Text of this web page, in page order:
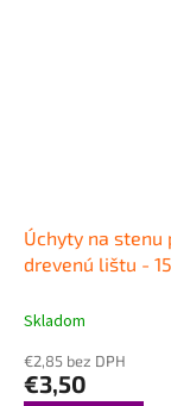
Úchyty na stenu
drevenú lištu -
Skladom
€2,85 bez DPH
€3,50